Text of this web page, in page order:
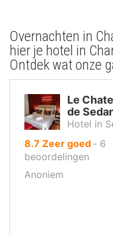
Overnachten in
hier je hotel in
Ontdek wat onze
Le
de
Hotel in
8.7 uit
10
Zeer goed ‐ 6
beoordelingen
Anoniem